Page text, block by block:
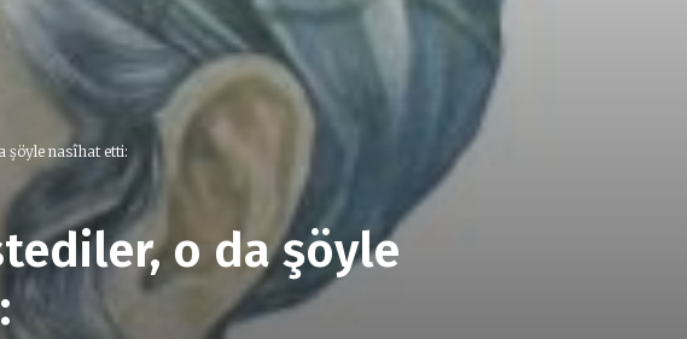
şöyle nasîhat etti:
o da şöyle